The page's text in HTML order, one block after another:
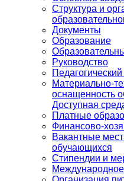
Структура и
Документы
Образование
Руководство
Педагогический
Материально-
оснащенность
Доступная
Платные
Финансово-
Вакантные
обучающихся
Стипендии и
Международное